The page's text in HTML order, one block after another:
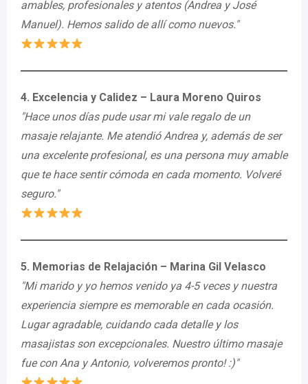
amables, profesionales y atentos (Andrea y José
Manuel). Hemos salido de allí como nuevos."
4. Excelencia y Calidez – Laura Moreno Quiros
"Hace unos días pude usar mi vale regalo de un
masaje relajante. Me atendió Andrea y, además de ser
una excelente profesional, es una persona muy amable
que te hace sentir cómoda en cada momento. Volveré
seguro."
5. Memorias de Relajación – Marina Gil Velasco
"Mi marido y yo hemos venido ya 4-5 veces y nuestra
experiencia siempre es memorable en cada ocasión.
Lugar agradable, cuidando cada detalle y los
masajistas son excepcionales. Nuestro último masaje
fue con Ana y Antonio, volveremos pronto! :)"